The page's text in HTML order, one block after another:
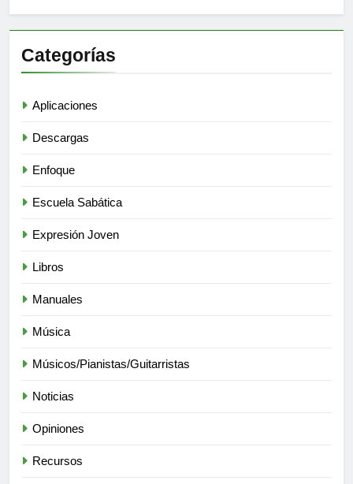
Categorías
Aplicaciones
Descargas
Enfoque
Escuela Sabática
Expresión Joven
Libros
Manuales
Música
Músicos/Pianistas/Guitarristas
Noticias
Opiniones
Recursos